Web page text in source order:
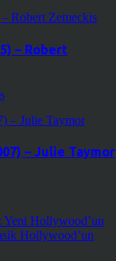
– Robert
– Julie Taymor